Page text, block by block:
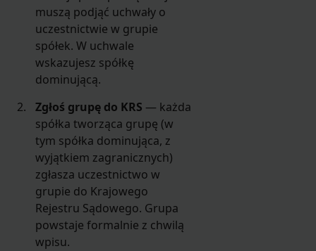
muszą podjąć uchwały o
uczestnictwie w grupie
spółek. W uchwale
wskazujesz spółkę
dominującą.
Zgłoś grupę do KRS — każda
spółka tworząca grupę (w
tym spółka dominująca, z
wyjątkiem zagranicznych)
zgłasza uczestnictwo w
grupie do Krajowego
Rejestru Sądowego. Grupa
powstaje formalnie z chwilą
wpisu.